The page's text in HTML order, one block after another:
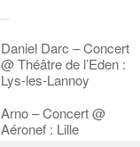
Daniel Darc – Concert
@ Théâtre de l’Eden :
Lys-les-Lannoy
Arno – Concert @
Aéronef : Lille